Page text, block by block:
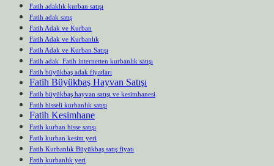
Fatih adaklık kurban satışı
Fatih adak satış
Fatih Adak ve Kurban
Fatih Adak ve Kurbanlık
Fatih Adak ve Kurban Satışı
Fatih adak Fatih internetten kurbanlık satışı
Fatih büyükbaş adak fiyatları
Fatih Büyükbaş Hayvan Satışı
Fatih büyükbaş hayvan satışı ve kesimhanesi
Fatih hisseli kurbanlık satışı
Fatih Kesimhane
Fatih kurban hisse satışı
Fatih kurban kesim yeri
Fatih Kurbanlık Büyükbaş satış fiyatı
Fatih kurbanlık yeri